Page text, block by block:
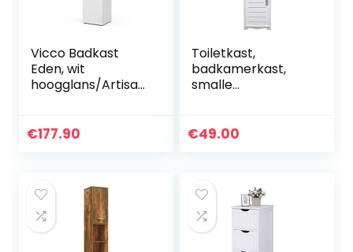
Vicco Badkast
Eden, wit
hoogglans/Artisan
en lade
€177.90
Toiletkast,
badkamerkast,
smalle
kast, badkamerrek
€49.00